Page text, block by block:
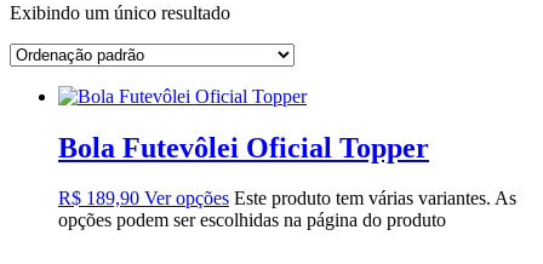
Exibindo um único resultado
Bola Futevôlei Oficial Topper
R$ 189,90 Ver opções Este produto tem várias variantes. As
opções podem ser escolhidas na página do produto